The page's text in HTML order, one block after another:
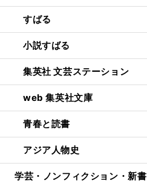
すばる
小説すばる
集英社 文芸ステーション
web 集英社文庫
青春と読書
アジア人物史
学芸・ノンフィクション・新書